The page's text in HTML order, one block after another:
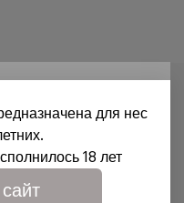
подтвердить свое
обработку файлов
нашей
для нес
18 лет